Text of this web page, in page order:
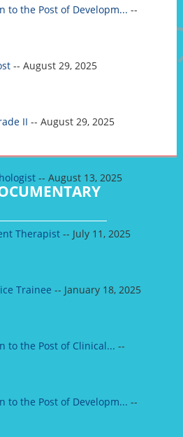
to the Post of Developm... --
-- August 29, 2025
II -- August 29, 2025
-- August 13, 2025
Therapist-- July 11, 2025
Trainee -- January 18, 2025
to the Post of Clinical... --
to the Post of Developm... --